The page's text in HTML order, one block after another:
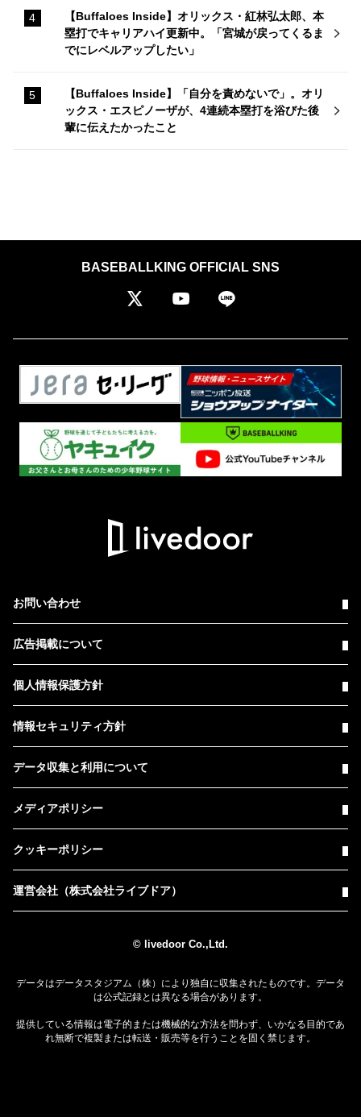
【Buffaloes Inside】オリックス・紅林弘太郎、本
塁打でキャリアハイ更新中。「宮城が戻ってくるま
でにレベルアップしたい」
【Buffaloes Inside】「自分を責めないで」。オリ
ックス・エスピノーザが、4連続本塁打を浴びた後
輩に伝えたかったこと
BASEBALLKING OFFICIAL SNS
お問い合わせ
広告掲載について
個人情報保護方針
情報セキュリティ方針
データ収集と利用について
メディアポリシー
クッキーポリシー
運営会社（株式会社ライブドア）
© livedoor Co.,Ltd.
データはデータスタジアム（株）により独自に収集されたものです。データ
は公式記録とは異なる場合があります。
提供している情報は電子的または機械的な方法を問わず、いかなる目的であ
れ無断で複製または転送・販売等を行うことを固く禁じます。